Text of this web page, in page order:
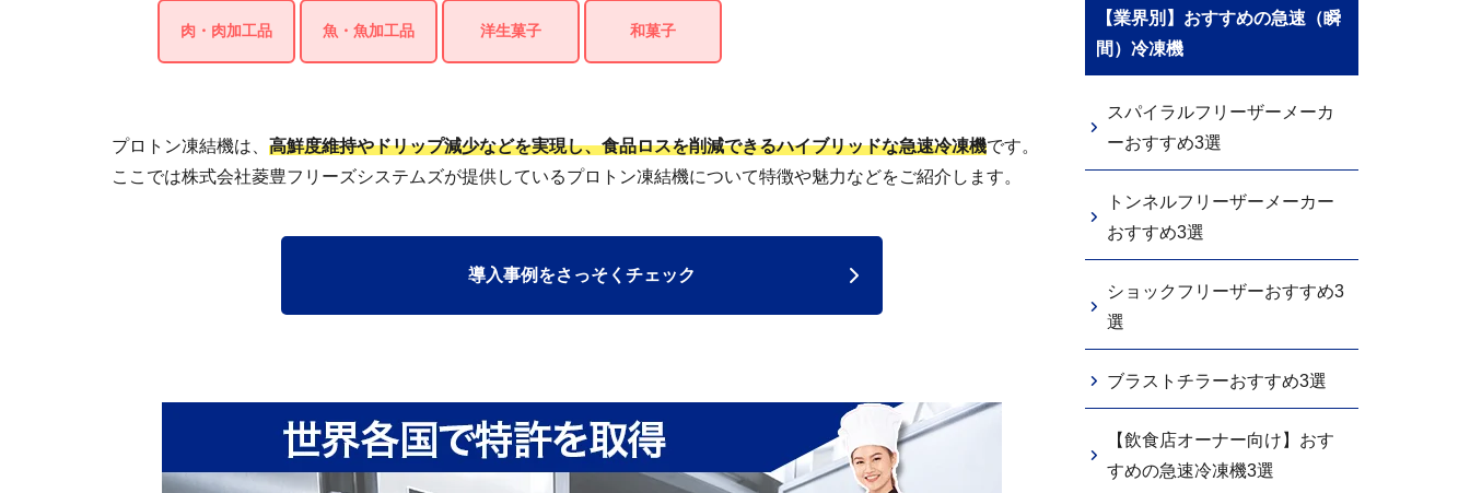
肉・肉加工品 魚・魚加工品 洋生菓子 和菓子
プロトン凍結機は、 高鮮度維持やドリップ減少などを実現し、食品ロスを削減できるハイブリッドな急速冷凍機です。
ここでは株式会社菱豊フリーズシステムズが提供しているプロトン凍結機について特徴や魅力などをご紹介します。
導入事例をさっそくチェック
【業界別】おすすめの急速（瞬
間）冷凍機
スパイラルフリーザーメーカ
ーおすすめ3選
トンネルフリーザーメーカー
おすすめ3選
ショックフリーザーおすすめ3
選
ブラストチラーおすすめ3選
【飲食店オーナー向け】おす
すめの急速冷凍機3選